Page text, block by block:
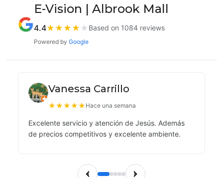
E-Vision | Albrook Mall
4.4★ ★ ★ ★ ★ Based on 1084 reviews
Powered by Google
Vanessa Carrillo
★★★★★ Hace una semana
Excelente servicio y atención de Jesús. Además
de precios competitivos y excelente ambiente.